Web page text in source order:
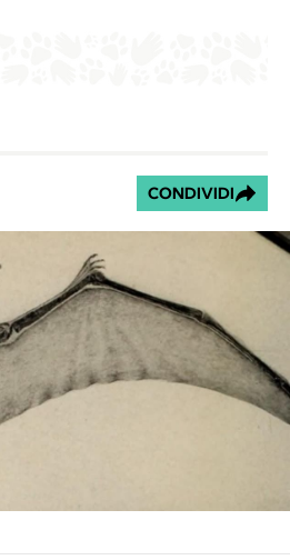
CONDIVIDI